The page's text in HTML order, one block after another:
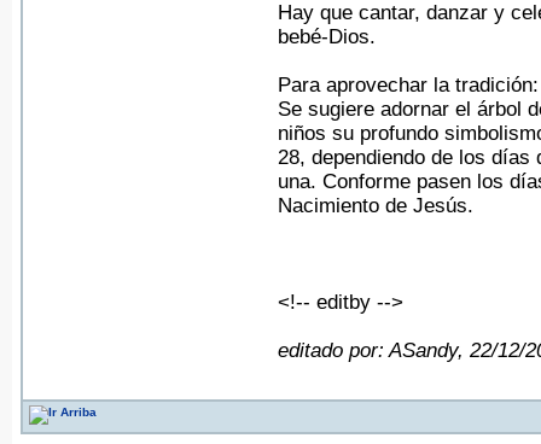
Hay que cantar, danzar y
bebé-Dios.
Para aprovechar la tradición:
Se sugiere adornar el árbol
niños su profundo
28, dependiendo de los días
una. Conforme pasen los
Nacimiento de Jesús.
<!-- editby -->
editado por: ASandy, 22/12/